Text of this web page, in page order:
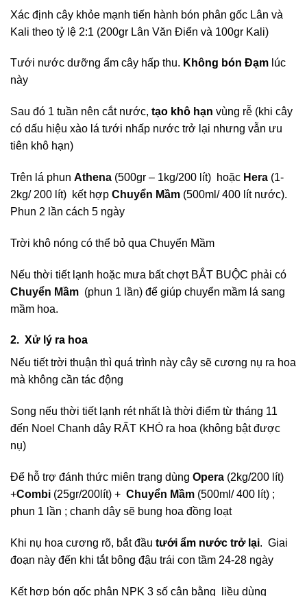
Xác định cây khỏe mạnh tiến hành bón phân gốc Lân và
Kali theo tỷ lệ 2:1 (200gr Lân Văn Điển và 100gr Kali)
Tưới nước dưỡng ẩm cây hấp thu. Không bón Đạm lúc
này
Sau đó 1 tuần nên cắt nước, tạo khô hạn vùng rễ (khi cây
có dấu hiệu xào lá tưới nhấp nước trở lại nhưng vẫn ưu
tiên khô hạn)
Trên lá phun Athena (500gr – 1kg/200 lít) hoặc Hera (1-
2kg/ 200 lít) kết hợp Chuyển Mầm (500ml/ 400 lít nước).
Phun 2 lần cách 5 ngày
Trời khô nóng có thể bỏ qua Chuyển Mầm
Nếu thời tiết lạnh hoặc mưa bất chợt BẮT BUỘC phải có
Chuyển Mầm (phun 1 lần) để giúp chuyển mầm lá sang
mầm hoa.
2. Xử lý ra hoa
Nếu tiết trời thuận thì quá trình này cây sẽ cương nụ ra hoa
mà không cần tác động
Song nếu thời tiết lạnh rét nhất là thời điểm từ tháng 11
đến Noel Chanh dây RẤT KHÓ ra hoa (không bật được
nụ)
Để hỗ trợ đánh thức miên trạng dùng Opera (2kg/200 lít)
+Combi (25gr/200lít) + Chuyển Mầm (500ml/ 400 lít) ;
phun 1 lần ; chanh dây sẽ bung hoa đồng loạt
Khi nụ hoa cương rõ, bắt đầu tưới ẩm nước trở lại. Giai
đoạn này đến khi tắt bông đậu trái con tầm 24-28 ngày
Kết hợp bón gốc phân NPK 3 số cân bằng liều dùng